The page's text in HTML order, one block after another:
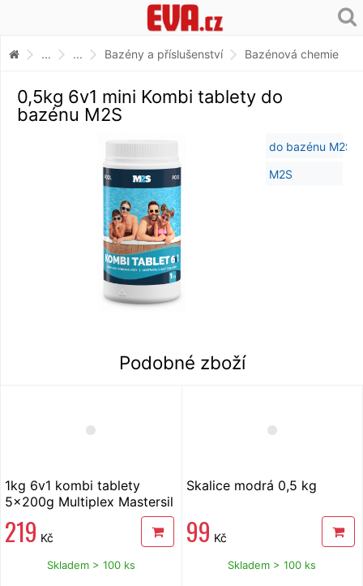
... ... Bazény a příslušenství Bazénová chemie
0,5kg 6v1 mini Kombi tablety do
bazénu M2S
Podobné zboží
1kg 6v1 kombi tablety
5x200g Multiplex Mastersil
219 Kč
Skladem > 100 ks
Skalice modrá 0,5 kg
99 Kč
Skladem > 100 ks